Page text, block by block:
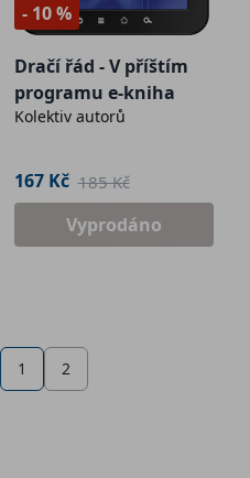
- 10 %
Dračí řád - V příštím
programu e-kniha
Kolektiv autorů
167 Kč 185 Kč
Vyprodáno
1 2